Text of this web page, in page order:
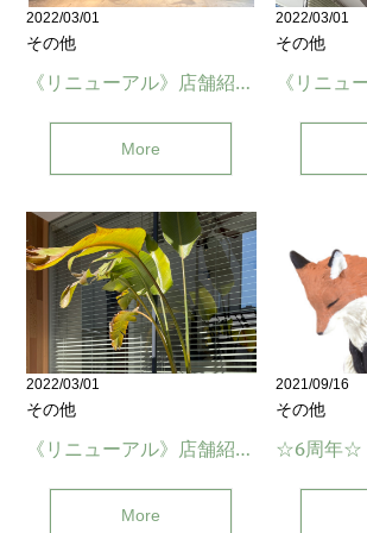
2022/03/01
その他
《リニューアル》店舗紹介【3】
More
2022/03/01
その他
2022/03/01
その他
More
2021/09/16
その他
☆6周年☆